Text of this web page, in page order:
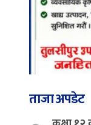
ताजा अपडेट